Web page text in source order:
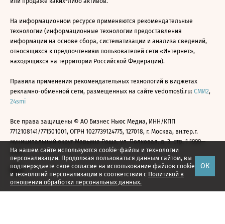
На нашем сайте используются cookie-файлы и технологии
персонализации. Продолжая пользоваться данным сайтом, вы
подтверждаете свое согласие на использование файлов cookie
и технологий персонализации в соответствии с Политикой в
отношении обработки персональных данных.
ОК
На информационном ресурсе применяются рекомендательные
технологии (информационные технологии предоставления
информации на основе сбора, систематизации и анализа сведений,
относящихся к предпочтениям пользователей сети «Интернет»,
находящихся на территории Российской Федерации).
Правила применения рекомендательных технологий в виджетах
рекламно-обменной сети, размещенных на сайте vedomosti.ru: СМИ2,
24smi
Все права защищены © АО Бизнес Ньюс Медиа, ИНН/КПП
7712108141/771501001, ОГРН 1027739124775, 127018, г. Москва, вн.тер.г.
муниципальный округ Марьина Роща, ул. Полковая, д. 3, стр. 1 1999—
2026